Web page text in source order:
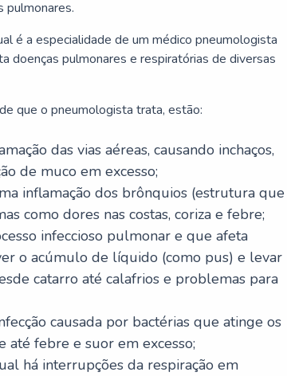
pulmonares.
é a especialidade de um médico pneumologista
doenças pulmonares e respiratórias de diversas
que o pneumologista trata, estão:
das vias aéreas, causando inchaços,
de muco em excesso;
inflamação dos brônquios (estrutura que
como dores nas costas, coriza e febre;
infeccioso pulmonar e que afeta
o acúmulo de líquido (como pus) e levar
catarro até calafrios e problemas para
causada por bactérias que atinge os
até febre e suor em excesso;
há interrupções da respiração em